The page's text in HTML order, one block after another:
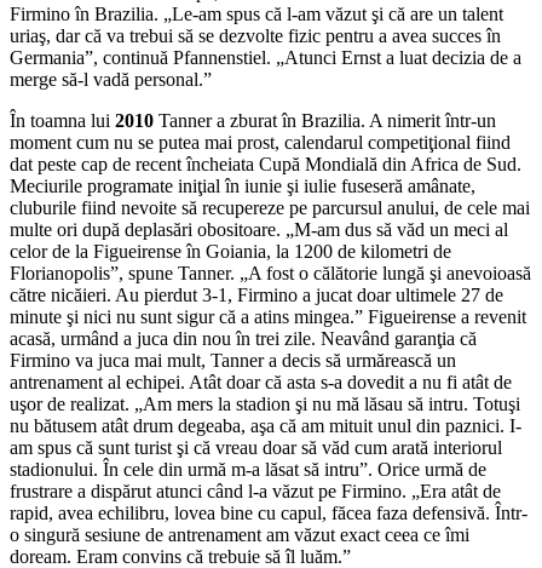
Firmino în Brazilia. „Le-am spus că l-am văzut şi că are un talent
uriaş, dar că va trebui să se dezvolte fizic pentru a avea succes în
Germania”, continuă Pfannenstiel. „Atunci Ernst a luat decizia de a
merge să-l vadă personal.”
În toamna lui 2010 Tanner a zburat în Brazilia. A nimerit într-un
moment cum nu se putea mai prost, calendarul competiţional fiind
dat peste cap de recent încheiata Cupă Mondială din Africa de Sud.
Meciurile programate iniţial în iunie şi iulie fuseseră amânate,
cluburile fiind nevoite să recupereze pe parcursul anului, de cele mai
multe ori după deplasări obositoare. „M-am dus să văd un meci al
celor de la Figueirense în Goiania, la 1200 de kilometri de
Florianopolis”, spune Tanner. „A fost o călătorie lungă şi anevoioasă
către nicăieri. Au pierdut 3-1, Firmino a jucat doar ultimele 27 de
minute şi nici nu sunt sigur că a atins mingea.” Figueirense a revenit
acasă, urmând a juca din nou în trei zile. Neavând garanţia că
Firmino va juca mai mult, Tanner a decis să urmărească un
antrenament al echipei. Atât doar că asta s-a dovedit a nu fi atât de
uşor de realizat. „Am mers la stadion şi nu mă lăsau să intru. Totuşi
nu bătusem atât drum degeaba, aşa că am mituit unul din paznici. I-
am spus că sunt turist şi că vreau doar să văd cum arată interiorul
stadionului. În cele din urmă m-a lăsat să intru”. Orice urmă de
frustrare a dispărut atunci când l-a văzut pe Firmino. „Era atât de
rapid, avea echilibru, lovea bine cu capul, făcea faza defensivă. Într-
o singură sesiune de antrenament am văzut exact ceea ce îmi
doream. Eram convins că trebuie să îl luăm.”